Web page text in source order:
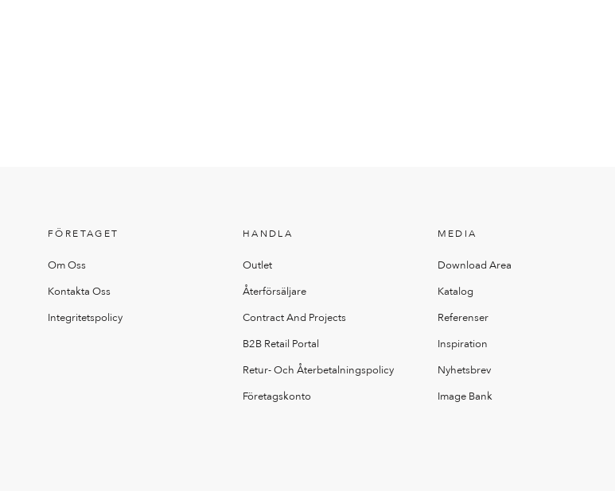
FÖRETAGET
Om Oss
Kontakta Oss
Integritetspolicy
HANDLA
Outlet
Återförsäljare
Contract And Projects
B2B Retail Portal
Retur- Och Återbetalningspolicy
Företagskonto
MEDIA
Download Area
Katalog
Referenser
Inspiration
Nyhetsbrev
Image Bank